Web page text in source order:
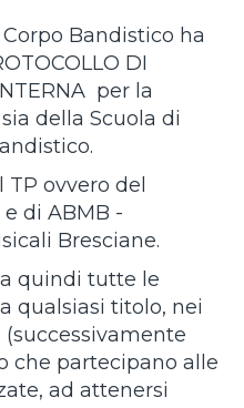
Bandistico ha
DI
per la
della Scuola di
ovvero del
e di ABMB -
Bresciane.
quindi tutte le
qualsiasi titolo, nei
che partecipano alle
ad attenersi